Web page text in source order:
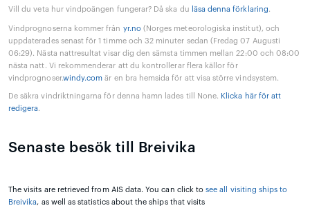
Vill du veta hur vindpoängen fungerar? Då ska du läsa denna förklaring.
Vindprognoserna kommer från yr.no (Norges meteorologiska institut), och
uppdaterades senast för 1 timme och 32 minuter sedan (Fredag 07 Augusti
06:29). Nästa nattresultat visar dig den sämsta timmen mellan 22:00 och 08:00
nästa natt. Vi rekommenderar att du kontrollerar flera källor för
vindprognoser.windy.com är en bra hemsida för att visa större vindsystem.
De säkra vindriktningarna för denna hamn lades till None. Klicka här för att
redigera.
Senaste besök till Breivika
The visits are retrieved from AIS data. You can click tosee all visiting ships to
Breivika, as well as statistics about the ships that visits